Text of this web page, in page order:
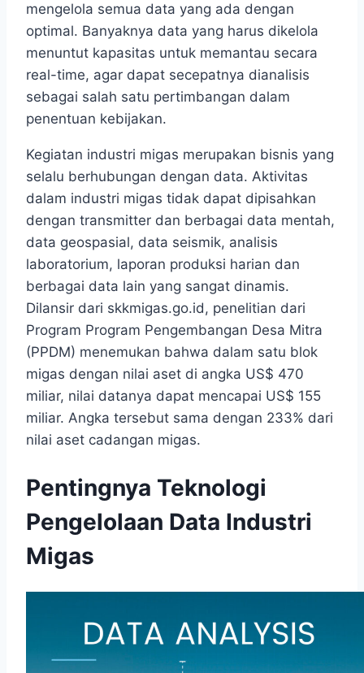
mengelola semua data yang ada dengan
optimal. Banyaknya data yang harus dikelola
menuntut kapasitas untuk memantau secara
real-time, agar dapat secepatnya dianalisis
sebagai salah satu pertimbangan dalam
penentuan kebijakan.
Kegiatan industri migas merupakan bisnis yang
selalu berhubungan dengan data. Aktivitas
dalam industri migas tidak dapat dipisahkan
dengan transmitter dan berbagai data mentah,
data geospasial, data seismik, analisis
laboratorium, laporan produksi harian dan
berbagai data lain yang sangat dinamis.
Dilansir dari skkmigas.go.id, penelitian dari
Program Program Pengembangan Desa Mitra
(PPDM) menemukan bahwa dalam satu blok
migas dengan nilai aset di angka US$ 470
miliar, nilai datanya dapat mencapai US$ 155
miliar. Angka tersebut sama dengan 233% dari
nilai aset cadangan migas.
Pentingnya Teknologi
Pengelolaan Data Industri
Migas